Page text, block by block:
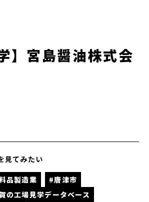
】宮島醤油株式会
見てみたい
品製造業
#唐津市
の工場見学データベース